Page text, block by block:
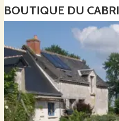
BOUTIQUE DU CABRI